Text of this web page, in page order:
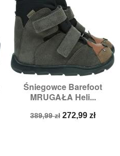
Śniegowce Barefoot
MRUGAŁA Heli...
Cena
389,99 zł Cena
272,99 zł